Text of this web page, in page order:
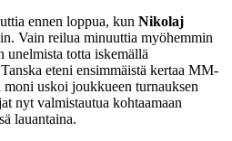
ennen loppua, kun Nikolaj
Vain reilua minuuttia myöhemmin
unelmista totta iskemällä
eteni ensimmäistä kertaa MM-
uskoi joukkueen turnauksen
nyt valmistautua kohtaamaan
lauantaina.